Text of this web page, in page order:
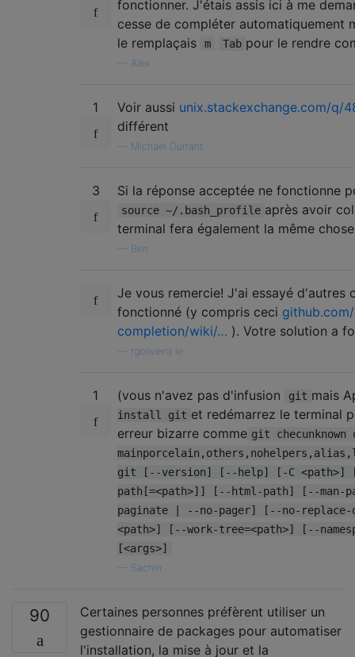
fonctionner. J'étais assis ici à me
cesse de compléter automatiquement
le remplaçais
m Tab pour le rendre
Alex
1 Voir aussi unix.stackexchange.com/q/
différent
Michael Durrant
3 Si la réponse acceptée ne fonctionne
source ~/.bash_profile après avoir
terminal fera également la même
Ben
Je vous remercie! J'ai essayé d'autres
fonctionné (y compris ceci
completion/wiki/… ). Votre solution a
rgoliveira le
1 (vous n'avez pas d'infusion git mais
install git et redémarrez le terminal
erreur bizarre comme git
git [--version] [--help] [-C <path>] [-
path[=<path>]] [--html-path] [--
paginate | --no-pager] [--no-
<path>] [--work-tree=<path>] [--
[<args>]
Sachin
90
Certaines personnes préfèrent utiliser un
gestionnaire de packages pour automatiser
l'installation, la mise à jour et la